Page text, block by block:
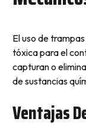
El uso de
tóxica para el
capturan o
de sustancias
Ventajas